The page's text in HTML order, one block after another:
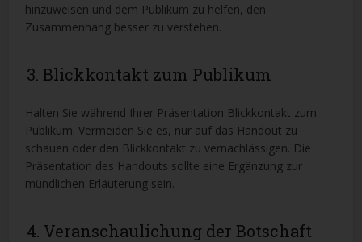
hinzuweisen und dem Publikum zu helfen, den
Zusammenhang besser zu verstehen.
3. Blickkontakt zum Publikum
Halten Sie während Ihrer Präsentation Blickkontakt zum
Publikum. Vermeiden Sie es, nur auf das Handout zu
schauen oder den Blickkontakt zu vernachlässigen. Die
Präsentation des Handouts sollte eine Ergänzung zur
mündlichen Erläuterung sein.
4. Veranschaulichung der Botschaft